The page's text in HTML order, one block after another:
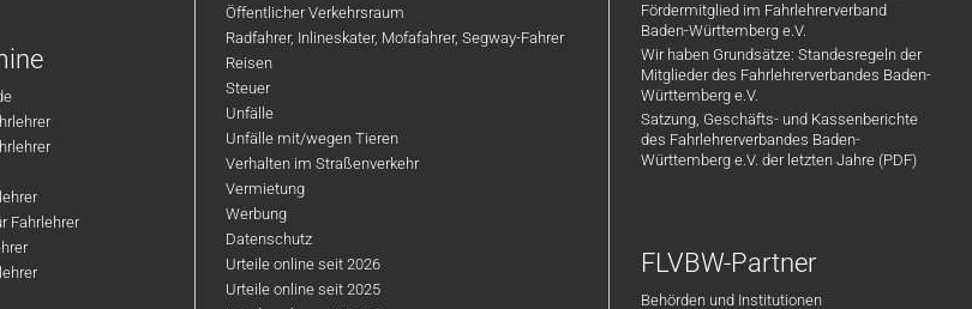
Fahrlehrer
Öffentlicher Verkehrsraum
Radfahrer, Inlineskater, Mofafahrer, Segway-Fahrer
Reisen
Steuer
Unfälle
Unfälle mit/wegen Tieren
Verhalten im Straßenverkehr
Vermietung
Werbung
Datenschutz
Urteile online seit 2026
Urteile online seit 2025
Fördermitglied im Fahrlehrerverband
Baden-Württemberg e.V.
Wir haben Grundsätze: Standesregeln der
Mitglieder des Fahrlehrerverbandes Baden-
Württemberg e.V.
Satzung, Geschäfts- und Kassenberichte
des Fahrlehrerverbandes Baden-
Württemberg e.V. der letzten Jahre (PDF)
FLVBW-Partner
Behörden und Institutionen